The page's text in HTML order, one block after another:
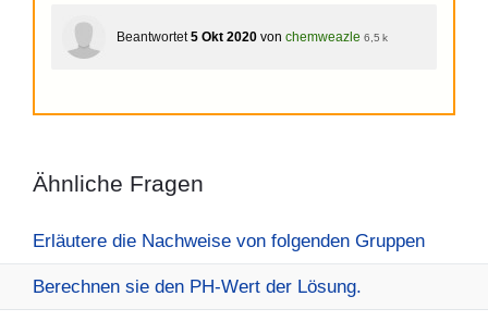
Beantwortet 5 Okt 2020 von chemweazle 6,5 k
Ähnliche Fragen
Erläutere die Nachweise von folgenden Gruppen
Berechnen sie den PH-Wert der Lösung.